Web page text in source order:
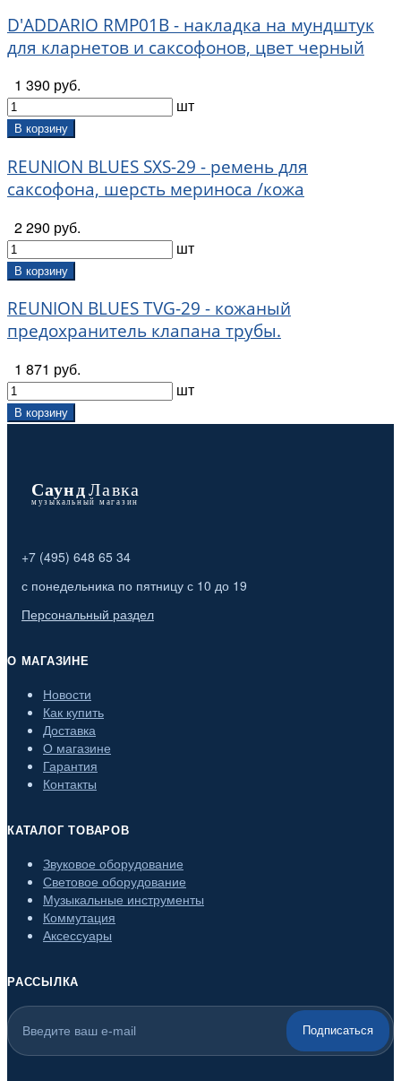
D'ADDARIO RMP01B - накладка на мундштук
для кларнетов и саксофонов, цвет черный
1 390 руб.
шт
В корзину
REUNION BLUES SXS-29 - ремень для
саксофона, шерсть мериноса /кожа
2 290 руб.
шт
В корзину
REUNION BLUES TVG-29 - кожаный
предохранитель клапана трубы.
1 871 руб.
шт
В корзину
+7 (495) 648 65 34
с понедельника по пятницу с 10 до 19
Персональный раздел
О МАГАЗИНЕ
Новости
Как купить
Доставка
О магазине
Гарантия
Контакты
КАТАЛОГ ТОВАРОВ
Звуковое оборудование
Световое оборудование
Музыкальные инструменты
Коммутация
Аксессуары
РАССЫЛКА
Подписаться